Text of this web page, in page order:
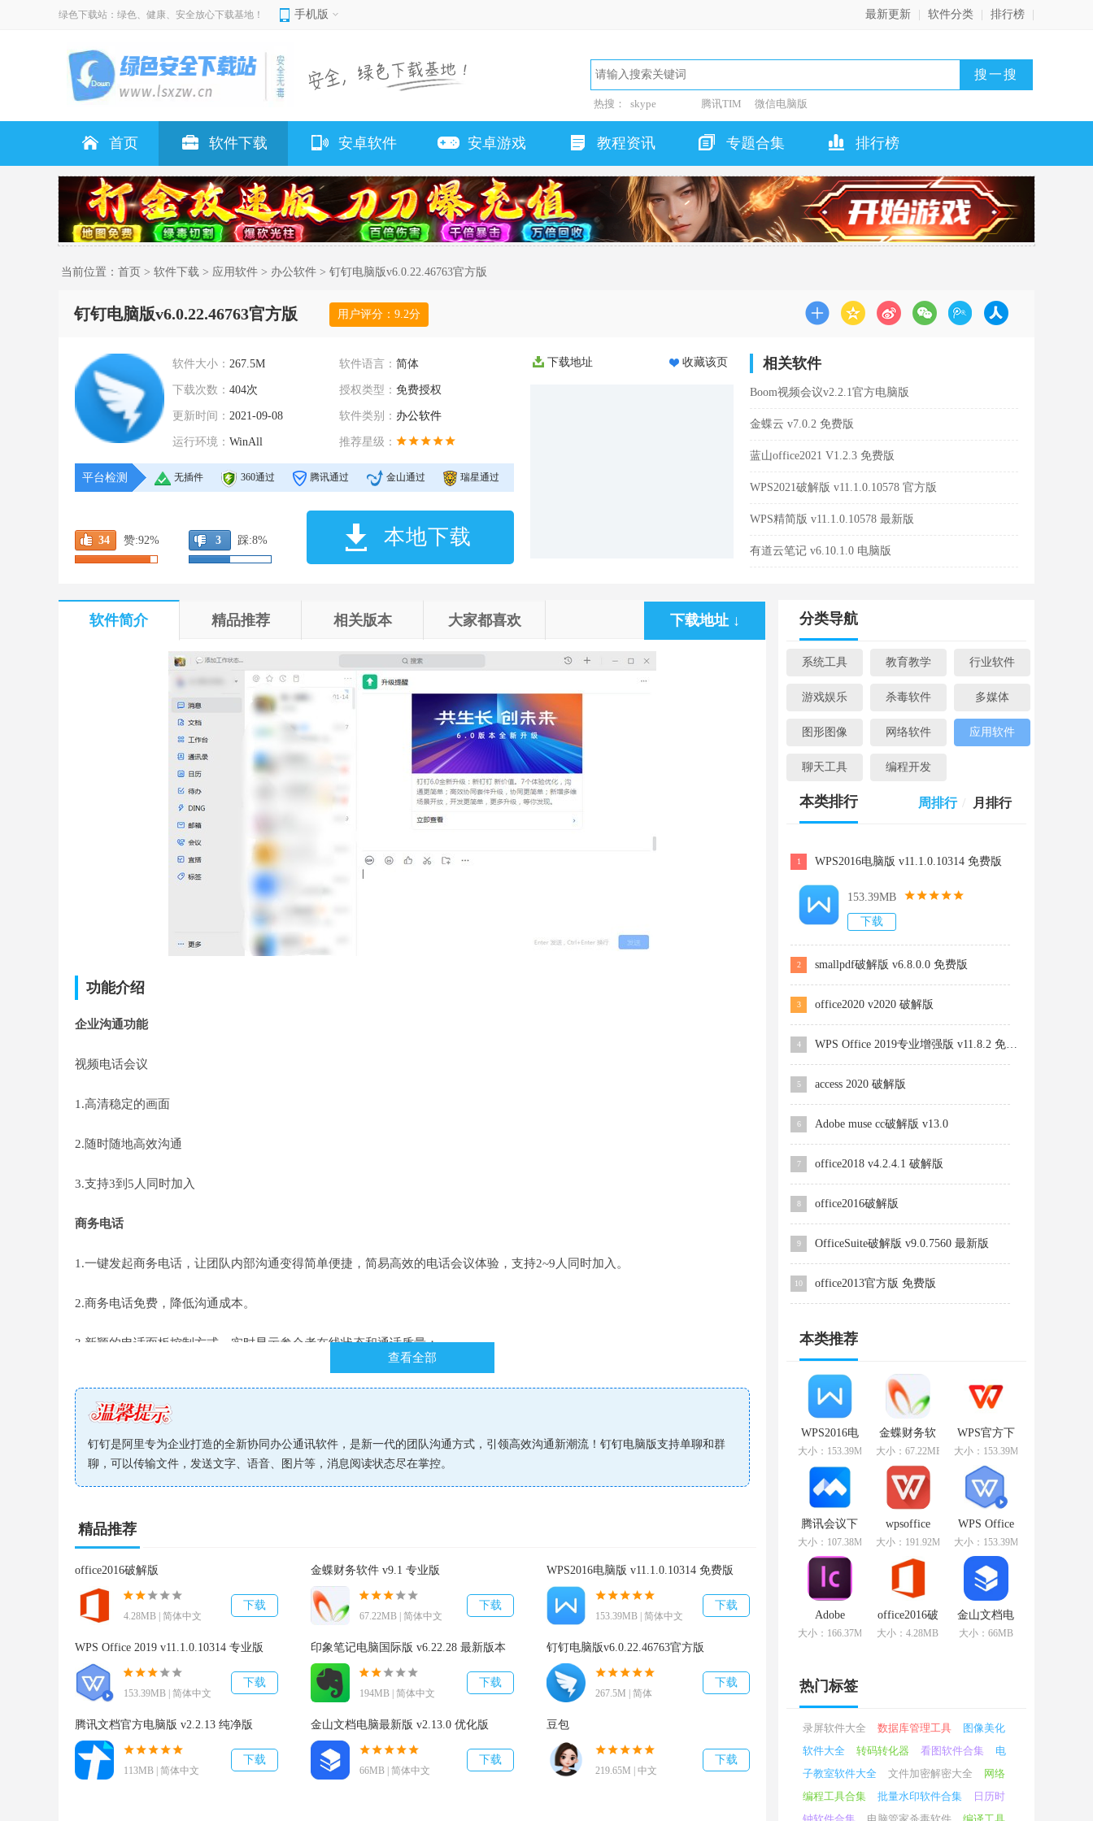
绿色下载站：绿色、健康、安全放心下载基地！ 手机版 最新更新 软件分类 排行榜
热搜： skype 腾讯TIM 微信电脑版
首页 软件下载 安卓软件 安卓游戏 教程资讯 专题合集 排行榜
当前位置： 首页 > 软件下载 > 应用软件 > 办公软件 > 钉钉电脑版v6.0.22.46763官方版
钉钉电脑版v6.0.22.46763官方版 用户评分： 9.2分
软件大小： 267.5M 软件语言： 简体
下载次数： 404次 授权类型： 免费授权
更新时间： 2021-09-08 软件类别： 办公软件
运行环境： WinAll 推荐星级：
平台检测 无插件 360通过 腾讯通过 金山通过 瑞星通过
34 赞:92% 3 踩:8% 本地下载
下载地址 收藏该页 相关软件
Boom视频会议v2.2.1官方电脑版
金蝶云 v7.0.2 免费版
蓝山office2021 V1.2.3 免费版
WPS2021破解版 v11.1.0.10578 官方版
WPS精简版 v11.1.0.10578 最新版
有道云笔记 v6.10.1.0 电脑版
软件简介 精品推荐 相关版本 大家都喜欢 下载地址 ↓
功能介绍
企业沟通功能
视频电话会议
1.高清稳定的画面
2.随时随地高效沟通
3.支持3到5人同时加入
商务电话
1.一键发起商务电话，让团队内部沟通变得简单便捷，简易高效的电话会议体验，支持2~9人同时加入。
2.商务电话免费，降低沟通成本。
3.新颖的电话面板控制方式，实时显示参会者在线状态和通话质量；
5.高清电话会议语音，底层采用业界顶尖语音编解码引擎和运营商级语音线路。
DING功能
息，系统会将文字播报给收听方，接收方即可直接进行语音回复，发送方便可及时收到回复。
消息已读未读
1.无论是一对一聊天，还是一对多的群消息，钉钉让用户都能知道发出的消息对方是否阅读，哪些人已阅，哪些人未读。
2.用户发送信息后，消息旁显示“n人未读”，尤其是在群里发布信息（钉钉支持1500人大群），点击“n人未读”可查看未读人和
已读人的详细列表，并能够对未读人发送DING消息。
查看全部
钉钉是阿里专为企业打造的全新协同办公通讯软件，是新一代的团队沟通方式，引领高效沟通新潮流！钉钉电脑版支持单聊和群
聊，可以传输文件，发送文字、语音、图片等，消息阅读状态尽在掌控。
精品推荐
office2016破解版
4.28MB | 简体中文
下载
金蝶财务软件 v9.1 专业版
67.22MB | 简体中文
下载
WPS2016电脑版 v11.1.0.10314 免费版
153.39MB | 简体中文
下载
WPS Office 2019 v11.1.0.10314 专业版
153.39MB | 简体中文
下载
印象笔记电脑国际版 v6.22.28 最新版本
194MB | 简体中文
下载
钉钉电脑版v6.0.22.46763官方版
267.5M | 简体
下载
腾讯文档官方电脑版 v2.2.13 纯净版
113MB | 简体中文
下载
金山文档电脑最新版 v2.13.0 优化版
66MB | 简体中文
下载
豆包
219.65M | 中文
下载
分类导航
系统工具 教育教学 行业软件
游戏娱乐 杀毒软件 多媒体
图形图像 网络软件 应用软件
聊天工具 编程开发
本类排行 周排行 月排行
1 WPS2016电脑版 v11.1.0.10314 免费版
153.39MB
下载
2 smallpdf破解版 v6.8.0.0 免费版
3 office2020 v2020 破解版
4 WPS Office 2019专业增强版 v11.8.2 免费版
5 access 2020 破解版
6 Adobe muse cc破解版 v13.0
7 office2018 v4.2.4.1 破解版
8 office2016破解版
9 OfficeSuite破解版 v9.0.7560 最新版
10 office2013官方版 免费版
本类推荐
WPS2016电
脑版
v11.1.0.10314
免费版
大小：153.39MB
金蝶财务软
件 v9.1 专业
大小：67.22MB
WPS官方下
载
v11.1.0.10578
官方版
大小：153.39MB
腾讯会议下
载
v2.15.2.415
最新版
大小：107.38MB
wpsoffice
v11.1.0.10578
官方版
大小：191.92MB
WPS Office
2019
v11.1.0.10314
专业版
大小：153.39MB
Adobe
InCopy CS6
v8.1.0.420
大小：166.37MB
office2016破
解版
大小：4.28MB
金山文档电
脑最新版
v2.13.0 优化
大小：66MB
热门标签
录屏软件大全 数据库管理工具
图像美化
软件大全
转码转化器 看图软件合集
电
子教室软件大全
文件加密解密大全
网络
编程工具合集
批量水印软件合集
日历时